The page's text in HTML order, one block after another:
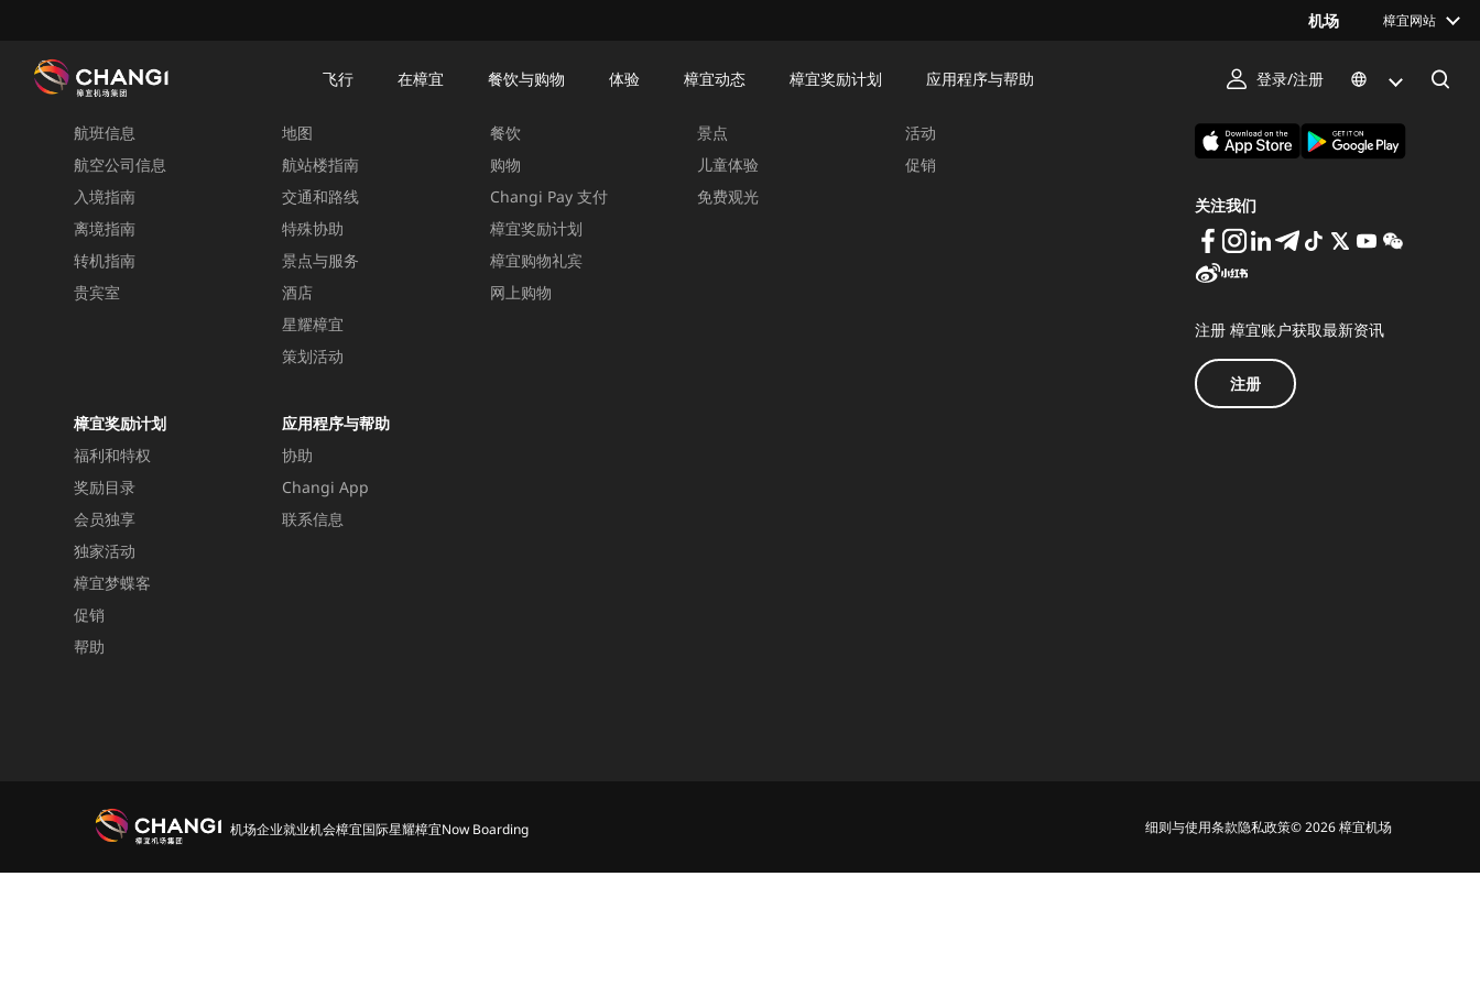
机场 樟宜网站
飞行 在樟宜 餐饮与购物 体验 樟宜动态 樟宜奖励计划 应用程序与帮助 登录/注册
飞行
航班信息
航空公司信息
入境指南
离境指南
转机指南
贵宾室
地图
航站楼指南
交通和路线
特殊协助
景点与服务
酒店
星耀樟宜
策划活动
餐饮
购物
Changi Pay 支付
樟宜奖励计划
樟宜购物礼宾
网上购物
景点
儿童体验
免费观光
活动
促销
樟宜奖励计划
福利和特权
奖励目录
会员独享
独家活动
樟宜梦蝶客
促销
帮助
应用程序与帮助
协助
Changi App
联系信息
关注我们
注册 樟宜账户获取最新资讯
注册
机场企业就业机会樟宜国际星耀樟宜Now Boarding 细则与使用条款隐私政策© 2026 樟宜机场